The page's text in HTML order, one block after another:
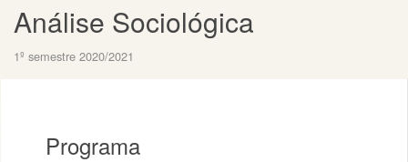
Análise Sociológica
1º semestre 2020/2021
Programa